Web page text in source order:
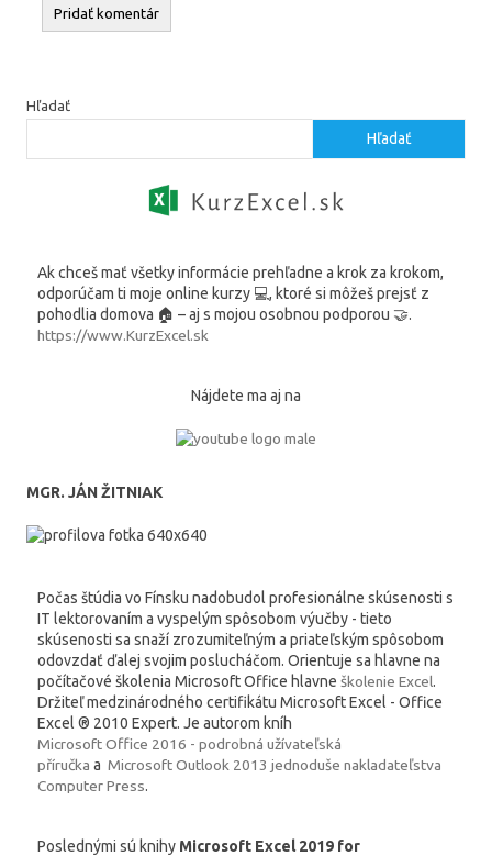
Hľadať
Hľadať
Ak chceš mať všetky informácie prehľadne a krok za krokom,
odporúčam ti moje online kurzy 💻, ktoré si môžeš prejsť z
pohodlia domova 🏠 – aj s mojou osobnou podporou 🤝.
https://www.KurzExcel.sk
Nájdete ma aj na
MGR. JÁN ŽITNIAK
Počas štúdia vo Fínsku nadobudol profesionálne skúsenosti s
IT lektorovaním a vyspelým spôsobom výučby - tieto
skúsenosti sa snaží zrozumiteľným a priateľským spôsobom
odovzdať ďalej svojim poslucháčom. Orientuje sa hlavne na
počítačové školenia Microsoft Office hlavne školenie Excel.
Držiteľ medzinárodného certifikátu Microsoft Excel - Office
Excel ® 2010 Expert. Je autorom kníh
Microsoft Office 2016 - podrobná užívateľská
příručka a Microsoft Outlook 2013 jednoduše nakladateľstva
Computer Press.
Poslednými sú knihy Microsoft Excel 2019 for